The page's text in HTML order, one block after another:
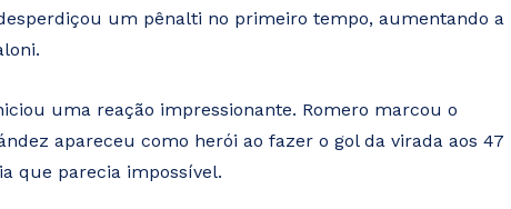
um pênalti no primeiro tempo, aumentando a
uma reação impressionante. Romero marcou o
apareceu como herói ao fazer o gol da virada aos 47
que parecia impossível.